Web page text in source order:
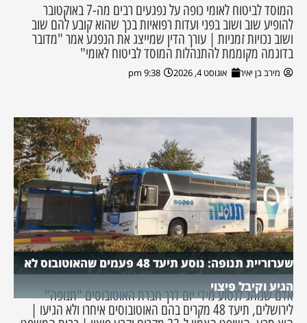
המוסד לביטוח לאומי כופה על נפגעים רבים מה-7 באוקטובר
להופיע שוב ושוב בפני ועדות רפואיות בכך שהוא קובע להם שוב
ושוב נכויות זמניות | עורך הדין שמייצג את הנפגע אמר "מדובר
בדוגמה מקוממת להתנהלות המוסד לביטוח לאומי"
מירב בן יאיר אוגוסט 4, 2026 9:38 pm
שערוריית תנופה: נוסע תיעד 48 פעמים שהאוטובוס לא
הגיע וקיבל פיצוי
אדם שנוהג לנסוע מידי יום דרך חברת האוטובוסים "תנופה"
לירושלים, תיעד 48 מקרים בהם האוטובוסים איחרו ולא הגיעו |